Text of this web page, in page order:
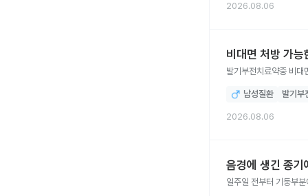
2026.08.06
비대면 처방 가
발기부전치료약중 비대
남성질환 발기부
2026.08.06
음경에 생긴 종
일주일 전부터 기둥부